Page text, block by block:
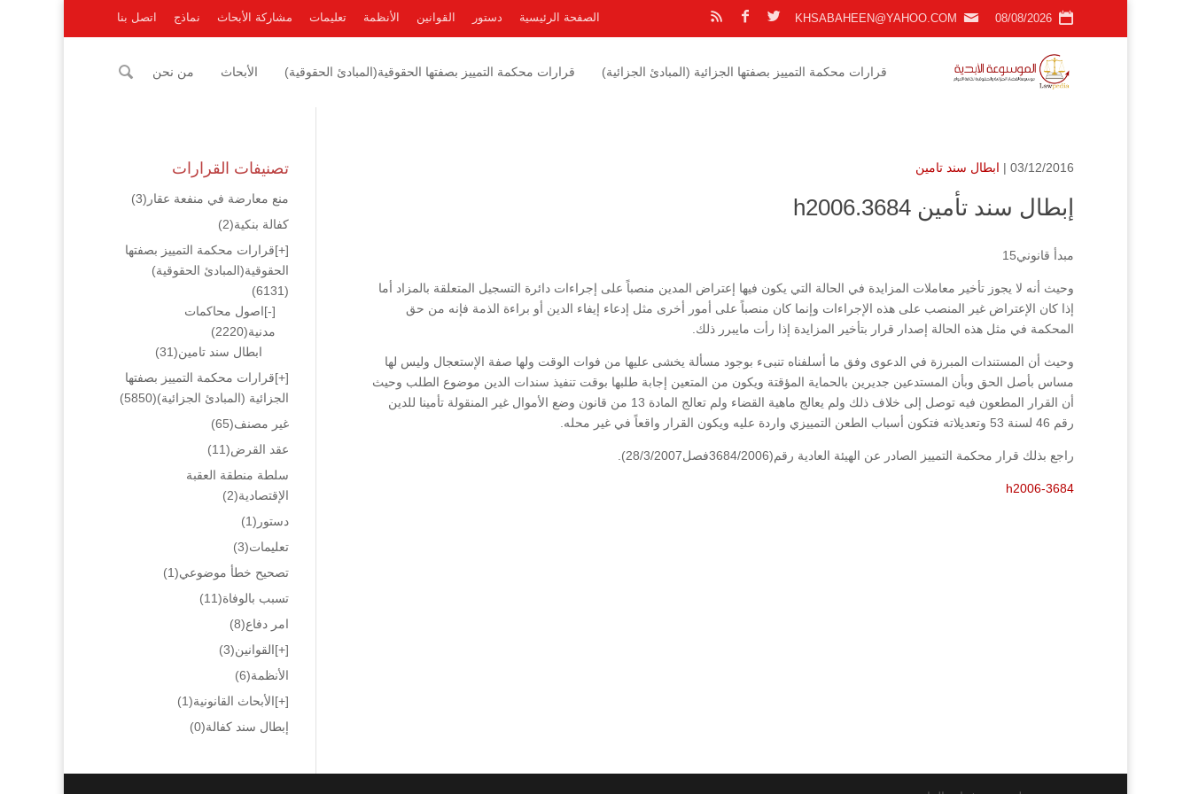
08/08/2026
KHSABAHEEN@YAHOO.COM الصفحة الرئيسية دستور القوانين الأنظمة تعليمات مشاركة الأبحاث نماذج اتصل بنا
قرارات محكمة التمييز بصفتها الجزائية (المبادئ الجزائية) قرارات محكمة التمييز بصفتها الحقوقية(المبادئ الحقوقية) الأبحاث من نحن
03/12/2016 | ابطال سند تامين
إبطال سند تأمين h2006.3684
مبدأ قانوني15
وحيث أنه لا يجوز تأخير معاملات المزايدة في الحالة التي يكون فيها إعتراض المدين منصباً على إجراءات دائرة التسجيل المتعلقة بالمزاد أما
إذا كان الإعتراض غير المنصب على هذه الإجراءات وإنما كان منصباً على أمور أخرى مثل إدعاء إيفاء الدين أو براءة الذمة فإنه من حق
المحكمة في مثل هذه الحالة إصدار قرار بتأخير المزايدة إذا رأت مايبرر ذلك.
وحيث أن المستندات المبرزة في الدعوى وفق ما أسلفناه تنبىء بوجود مسألة يخشى عليها من فوات الوقت ولها صفة الإستعجال وليس لها
مساس بأصل الحق وبأن المستدعين جديرين بالحماية المؤقتة ويكون من المتعين إجابة طلبها بوقت تنفيذ سندات الدين موضوع الطلب وحيث
أن القرار المطعون فيه توصل إلى خلاف ذلك ولم يعالج ماهية القضاء ولم تعالج المادة 13 من قانون وضع الأموال غير المنقولة تأمينا للدين
رقم 46 لسنة 53 وتعديلاته فتكون أسباب الطعن التمييزي واردة عليه ويكون القرار واقعاً في غير محله.
راجع بذلك قرار محكمة التمييز الصادر عن الهيئة العادية رقم(3684/2006فصل28/3/2007).
h2006-3684
تصنيفات القرارات
منع معارضة في منفعة عقار (3)
كفالة بنكية(2)
[+]قرارات محكمة التمييز بصفتها
الحقوقية(المبادئ الحقوقية)
(6131)
[-]اصول محاكمات
مدنية(2220)
ابطال سند تامين(31)
[+]قرارات محكمة التمييز بصفتها
الجزائية (المبادئ الجزائية)(5850)
غير مصنف(65)
عقد القرض(11)
سلطة منطقة العقبة
الإقتصادية(2)
دستور (1)
تعليمات(3)
تصحيح خطأ موضوعي(1)
تسبب بالوفاة(11)
امر دفاع(8)
[+]القوانين(3)
الأنظمة(6)
[+]الأبحاث القانونية(1)
إبطال سند كفالة(0)